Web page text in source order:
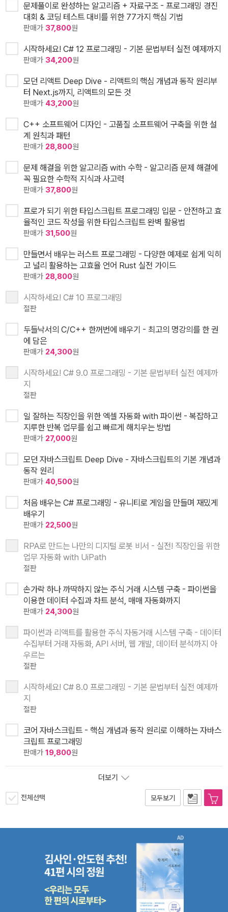
문제풀이로 완성하는 알고리즘 + 자료구조 - 프로그래밍 경진
대회 & 코딩 테스트 대비를 위한 77가지 핵심 기법
판매가 37,800원
시작하세요! C# 12 프로그래밍 - 기본 문법부터 실전 예제까지
판매가 34,200원
모던 리액트 Deep Dive - 리액트의 핵심 개념과 동작 원리부
터 Next.js까지, 리액트의 모든 것
판매가 43,200원
C++ 소프트웨어 디자인 - 고품질 소프트웨어 구축을 위한 설
계 원칙과 패턴
판매가 28,800원
문제 해결을 위한 알고리즘 with 수학 - 알고리즘 문제 해결에
꼭 필요한 수학적 지식과 사고력
판매가 37,800원
프로가 되기 위한 타입스크립트 프로그래밍 입문 - 안전하고 효
율적인 코드 작성을 위한 타입스크립트 완벽 활용법
판매가 31,500원
만들면서 배우는 러스트 프로그래밍 - 다양한 예제로 쉽게 익히
고 널리 활용하는 고효율 언어 Rust 실전 가이드
판매가 28,800원
시작하세요! C# 10 프로그래밍
절판
두들낙서의 C/C++ 한꺼번에 배우기 - 최고의 명강의를 한 권
에 담은
판매가 24,300원
시작하세요! C# 9.0 프로그래밍 - 기본 문법부터 실전 예제까
지
절판
일 잘하는 직장인을 위한 엑셀 자동화 with 파이썬 - 복잡하고
지루한 반복 업무를 쉽고 빠르게 해치우는 방법
판매가 27,000원
모던 자바스크립트 Deep Dive - 자바스크립트의 기본 개념과
동작 원리
판매가 40,500원
처음 배우는 C# 프로그래밍 - 유니티로 게임을 만들며 재밌게
배우기
판매가 22,500원
RPA로 만드는 나만의 디지털 로봇 비서 - 실전! 직장인을 위한
업무 자동화 with UiPath
절판
손가락 하나 까딱하지 않는 주식 거래 시스템 구축 - 파이썬을
이용한 데이터 수집과 차트 분석, 매매 자동화까지
판매가 24,300원
파이썬과 리액트를 활용한 주식 자동거래 시스템 구축 - 데이터
수집부터 거래 자동화, API 서버, 웹 개발, 데이터 분석까지 아
우르는
절판
시작하세요! C# 8.0 프로그래밍 - 기본 문법부터 실전 예제까
지
절판
코어 자바스크립트 - 핵심 개념과 동작 원리로 이해하는 자바스
크립트 프로그래밍
판매가 19,800원
더보기
전체선택 모두보기